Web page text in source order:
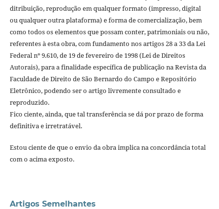
ditribuição, reprodução em qualquer formato (impresso, digital
ou qualquer outra plataforma) e forma de comercialização, bem
como todos os elementos que possam conter, patrimoniais ou não,
referentes à esta obra, com fundamento nos artigos 28 a 33 da Lei
Federal nº 9.610, de 19 de fevereiro de 1998 (Lei de Direitos
Autorais), para a finalidade específica de publicação na Revista da
Faculdade de Direito de São Bernardo do Campo e Repositório
Eletrônico, podendo ser o artigo livremente consultado e
reproduzido.
Fico ciente, ainda, que tal transferência se dá por prazo de forma
definitiva e irretratável.
Estou ciente de que o envio da obra implica na concordância total
com o acima exposto.
Artigos Semelhantes